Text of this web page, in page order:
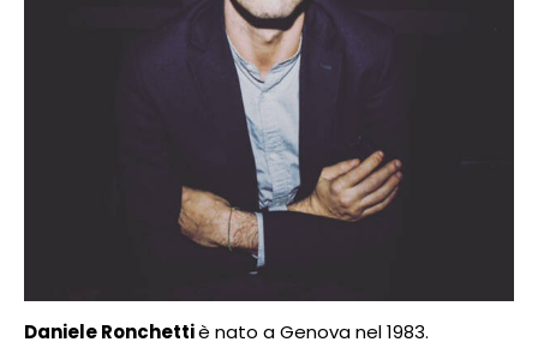
Daniele Ronchettiè nato a Genova nel 1983.